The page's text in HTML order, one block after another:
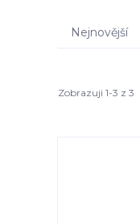
Nejnovější
Zobrazuji 1-3 z 3